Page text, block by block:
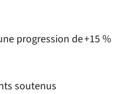
progression de+15 %
soutenus